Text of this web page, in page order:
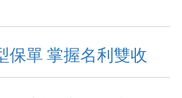
保單 掌握名利雙收